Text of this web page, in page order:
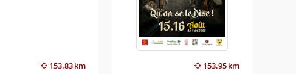
153.83 km 153.95 km